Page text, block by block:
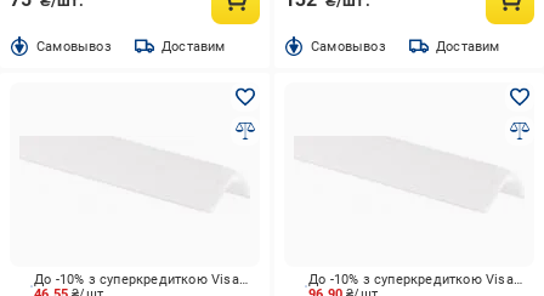
Cамовывоз Доставим Cамовывоз Доставим
До -10% з суперкредиткою Visa Вигода До -10% з суперкредиткою Visa Вигода